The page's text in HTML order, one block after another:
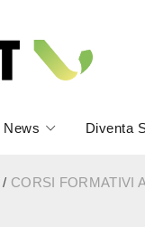
News Diventa
/ CORSI FORMATIVI